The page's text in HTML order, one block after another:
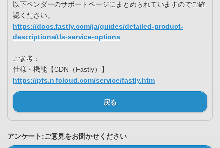
以下ベンダーのサポートページにまとめられていますのでご確
認ください。
https://docs.fastly.com/ja/guides/detailed-product-
descriptions/tls-service-options
ご参考：
仕様・機能【CDN（Fastly）】
https://pfs.nifcloud.com/service/fastly.htm
戻る
アンケート:ご意見をお聞かせください